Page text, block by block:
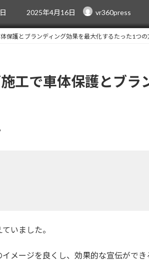
終
新
日
2025年4月16日 vr360press
保護とブランディング効果を最大化するたった1つの
工で車体保護とブ
いました。
メージを良くし、効果的な宣伝ができ